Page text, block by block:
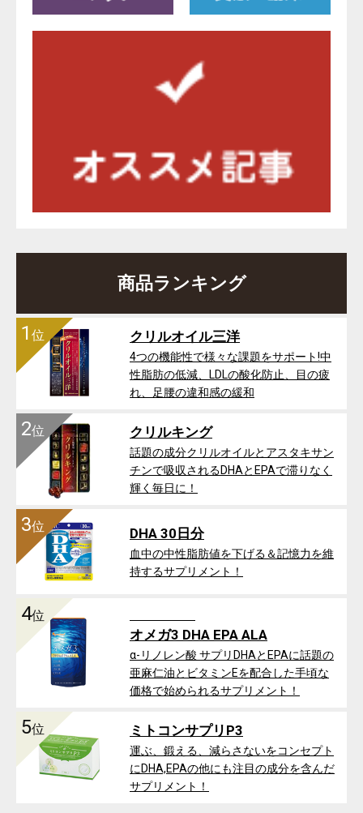
商品ランキング
1 位 クリルオイル三洋
4つの機能性で様々な課題をサポート!中
性脂肪の低減、LDLの酸化防止、目の疲
れ、足腰の違和感の緩和
2位 クリルキング
話題の成分クリルオイルとアスタキサン
チンで吸収されるDHAとEPAで滞りなく
輝く毎日に！
3位 DHA 30日分
血中の中性脂肪値を下げる＆記憶力を維
持するサプリメント！
4位
オメガ3 DHA EPA ALA
α-リノレン酸 サプリDHAとEPAに話題の
亜麻仁油とビタミンEを配合した手頃な
価格で始められるサプリメント！
5位 ミトコンサプリP3
運ぶ、鍛える、減らさないをコンセプト
にDHA,EPAの他にも注目の成分を含んだ
サプリメント！